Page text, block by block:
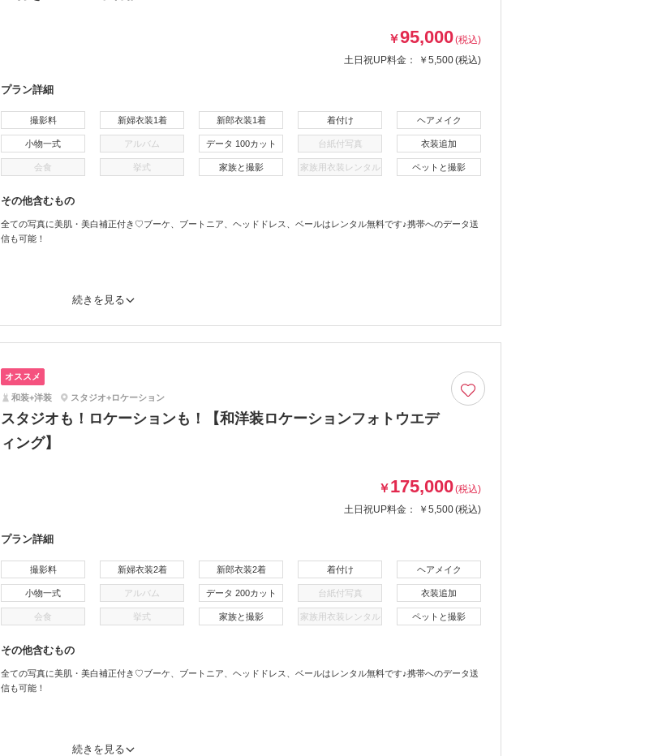
￥95,000(税込)
土日祝UP料金：
￥5,500(税込)
プラン詳細
撮影料 新婦衣装1着 新郎衣装1着 着付け ヘアメイク
小物一式 アルバム データ 100カット 台紙付写真 衣装追加
会食 挙式 家族と撮影 家族用衣装レンタル ペットと撮影
その他含むもの
全ての写真に美肌・美白補正付き♡ブーケ、ブートニア、ヘッドドレス、ベールはレンタル無料です♪携帯へのデータ送
信も可能！
続きを見る
オススメ
和装+洋装 スタジオ+ロケーション
スタジオも！ロケーションも！【和洋装ロケーションフォトウエデ
ィング】
￥175,000(税込)
土日祝UP料金：
￥5,500(税込)
プラン詳細
撮影料 新婦衣装2着 新郎衣装2着 着付け ヘアメイク
小物一式 アルバム データ 200カット 台紙付写真 衣装追加
会食 挙式 家族と撮影 家族用衣装レンタル ペットと撮影
その他含むもの
全ての写真に美肌・美白補正付き♡ブーケ、ブートニア、ヘッドドレス、ベールはレンタル無料です♪携帯へのデータ送
信も可能！
続きを見る